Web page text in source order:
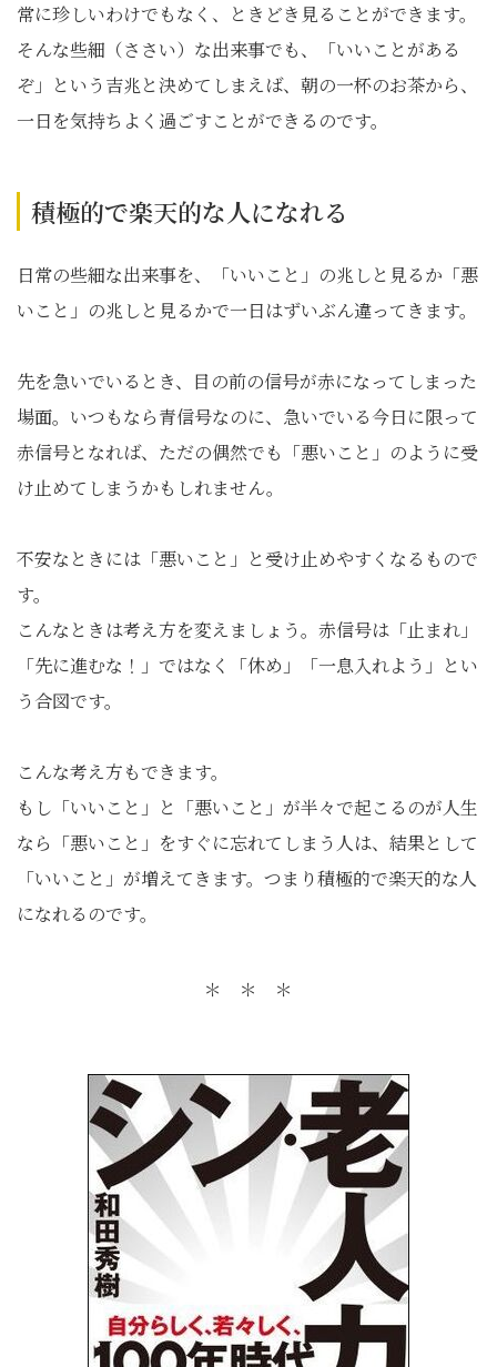
常に珍しいわけでもなく、ときどき見ることができます。
そんな些細（ささい）な出来事でも、「いいことがある
ぞ」という吉兆と決めてしまえば、朝の一杯のお茶から、
一日を気持ちよく過ごすことができるのです。
積極的で楽天的な人になれる
日常の些細な出来事を、「いいこと」の兆しと見るか「悪
いこと」の兆しと見るかで一日はずいぶん違ってきます。
先を急いでいるとき、目の前の信号が赤になってしまった
場面。いつもなら青信号なのに、急いでいる今日に限って
赤信号となれば、ただの偶然でも「悪いこと」のように受
け止めてしまうかもしれません。
不安なときには「悪いこと」と受け止めやすくなるもので
す。
こんなときは考え方を変えましょう。赤信号は「止まれ」
「先に進むな！」ではなく「休め」「一息入れよう」とい
う合図です。
こんな考え方もできます。
もし「いいこと」と「悪いこと」が半々で起こるのが人生
なら「悪いこと」をすぐに忘れてしまう人は、結果として
「いいこと」が増えてきます。つまり積極的で楽天的な人
になれるのです。
＊ ＊ ＊